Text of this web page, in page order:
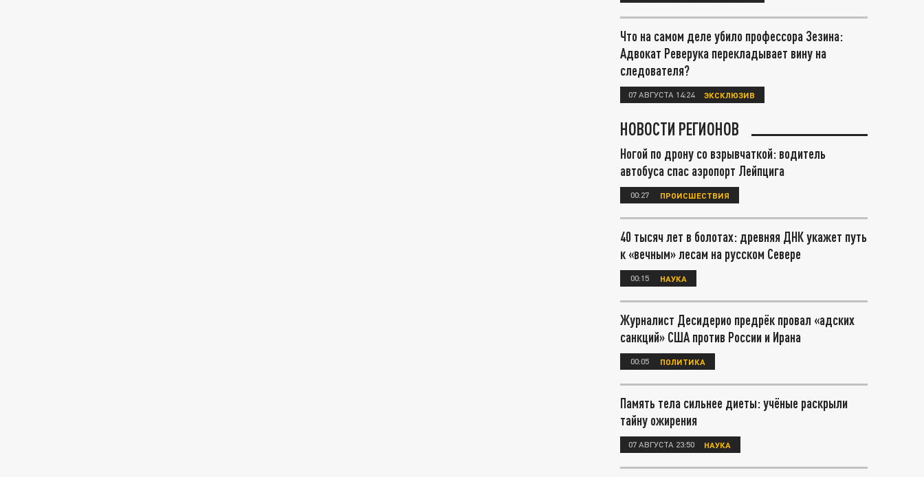
Что на самом деле убило профессора Зезина:
Адвокат Реверука перекладывает вину на
следователя?
07 АВГУСТА 14:24 ЭКСКЛЮЗИВ
НОВОСТИ РЕГИОНОВ
Ногой по дрону со взрывчаткой: водитель
автобуса спас аэропорт Лейпцига
00:27 ПРОИСШЕСТВИЯ
40 тысяч лет в болотах: древняя ДНК укажет путь
к «вечным» лесам на русском Севере
00:15 НАУКА
Журналист Десидерио предрёк провал «адских
санкций» США против России и Ирана
00:05 ПОЛИТИКА
Память тела сильнее диеты: учёные раскрыли
тайну ожирения
07 АВГУСТА 23:50 НАУКА